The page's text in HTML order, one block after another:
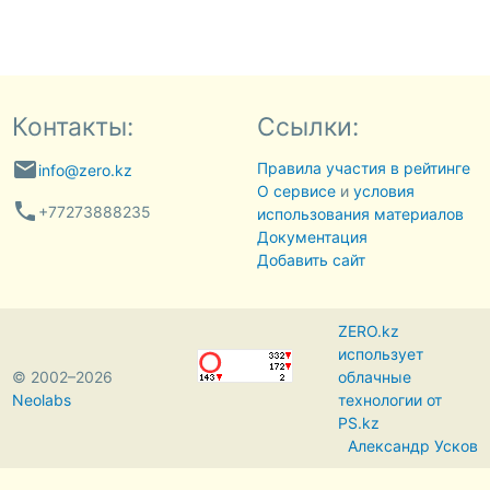
Контакты:
emailinfo@zero.kz
phone +77273888235
Ссылки:
Правила участия в рейтинге
О сервисеи условия
использования материалов
Документация
Добавить сайт
© 2002–2026
Neolabs
ZERO.kz
использует
облачные
технологии от
PS.kz
Александр Усков